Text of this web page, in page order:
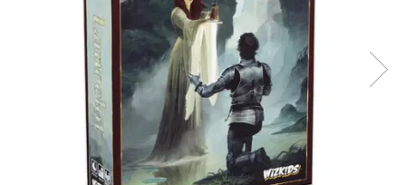
Jocuri pentru 2 persoane
Game cunoscute
Carcassonne